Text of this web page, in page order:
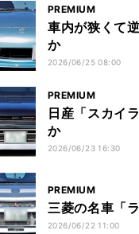
PREMIUM
車内が狭くて
か
2026/06/25 08:00
PREMIUM
日産「スカイ
か
2026/06/23 16:30
PREMIUM
三菱の名車「
2026/06/22 11:00